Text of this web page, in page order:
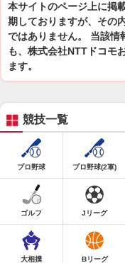
本サイトのページ上に掲
期しておりますが、その
ではありません。 当該情
も、株式会社NTTドコモ
ます。
競技一覧
プロ野球 プロ野球(2軍)
ゴルフ Jリーグ
大相撲 Bリーグ